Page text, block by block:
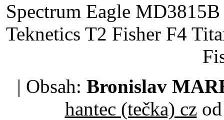
Spectrum Eagle
Teknetics T2 Fisher F4
| Obsah: Bronislav
hantec (tečka) czod